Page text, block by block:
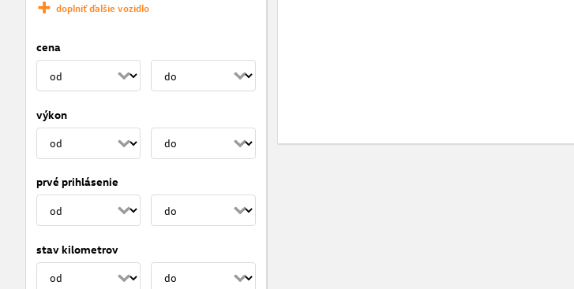
doplniť ďalšie vozidlo
cena
výkon
prvé prihlásenie
stav kilometrov